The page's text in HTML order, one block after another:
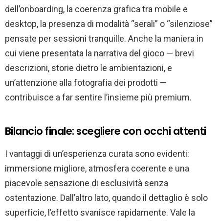
dell’onboarding, la coerenza grafica tra mobile e
desktop, la presenza di modalità “serali” o “silenziose”
pensate per sessioni tranquille. Anche la maniera in
cui viene presentata la narrativa del gioco — brevi
descrizioni, storie dietro le ambientazioni, e
un’attenzione alla fotografia dei prodotti —
contribuisce a far sentire l’insieme più premium.
Bilancio finale: scegliere con occhi attenti
I vantaggi di un’esperienza curata sono evidenti:
immersione migliore, atmosfera coerente e una
piacevole sensazione di esclusività senza
ostentazione. Dall’altro lato, quando il dettaglio è solo
superficie, l’effetto svanisce rapidamente. Vale la